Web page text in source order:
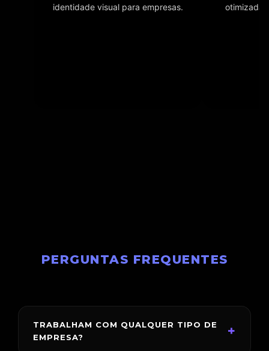
identidade visual para empresas.
PERGUNTAS FREQUENTES
TRABALHAM COM QUALQUER TIPO DE
EMPRESA?
+